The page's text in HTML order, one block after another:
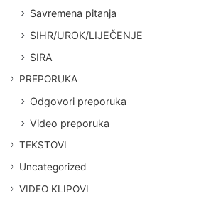
Savremena pitanja
SIHR/UROK/LIJEČENJE
SIRA
PREPORUKA
Odgovori preporuka
Video preporuka
TEKSTOVI
Uncategorized
VIDEO KLIPOVI